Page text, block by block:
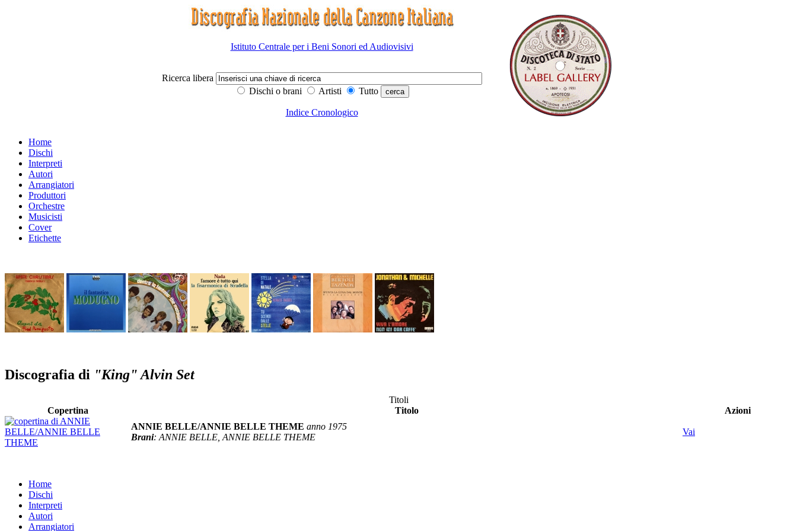
Istituto Centrale per i Beni Sonori ed Audiovisivi
Ricerca libera
Dischi o brani
Artisti Tutto
Indice Cronologico
Home
Dischi
Interpreti
Autori
Arrangiatori
Produttori
Orchestre
Musicisti
Cover
Etichette
Discografia di "King" Alvin Set
Titoli
Copertina
Titolo
Azioni
ANNIE BELLE/ANNIE BELLE THEME anno 1975
Brani: ANNIE BELLE, ANNIE BELLE THEME
Vai
Home
Dischi
Interpreti
Autori
Arrangiatori